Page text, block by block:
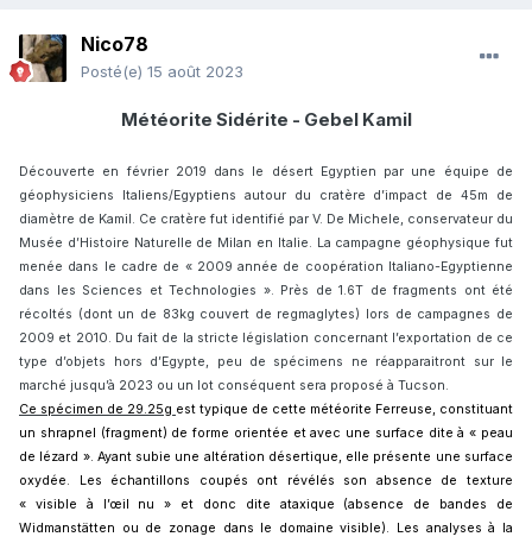
Nico78
Posté(e) 15 août 2023
Météorite Sidérite - Gebel Kamil
Découverte en février 2019 dans le désert Egyptien par une équipe de
géophysiciens Italiens/Egyptiens autour du cratère d’impact de 45m de
diamètre de Kamil. Ce cratère fut identifié par V. De Michele, conservateur du
Musée d’Histoire Naturelle de Milan en Italie. La campagne géophysique fut
menée dans le cadre de « 2009 année de coopération Italiano-Egyptienne
dans les Sciences et Technologies ». Près de 1.6T de fragments ont été
récoltés (dont un de 83kg couvert de regmaglytes) lors de campagnes de
2009 et 2010. Du fait de la stricte législation concernant l’exportation de ce
type d’objets hors d’Egypte, peu de spécimens ne réapparaitront sur le
marché jusqu’à 2023 ou un lot conséquent sera proposé à Tucson.
Ce spécimen de 29.25g est typique de cette météorite Ferreuse, constituant
un shrapnel (fragment) de forme orientée et avec une surface dite à « peau
de lézard ». Ayant subie une altération désertique, elle présente une surface
oxydée. Les échantillons coupés ont révélés son absence de texture
« visible à l’œil nu » et donc dite ataxique (absence de bandes de
Widmanstätten ou de zonage dans le domaine visible). Les analyses à la